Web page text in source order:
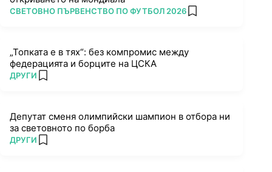
ПОВЕЧЕ ОТ
СВЕТОВНО ПЪРВЕНСТВО ПО ФУТБОЛ 2026 add favorites
„Топката е в тях“: без компромис между
федерацията и борците на ЦСКА
ПОВЕЧЕ ОТ
ДРУГИ add favorites
Депутат сменя олимпийски шампион в отбора ни
за световното по борба
ПОВЕЧЕ ОТ
ДРУГИ add favorites